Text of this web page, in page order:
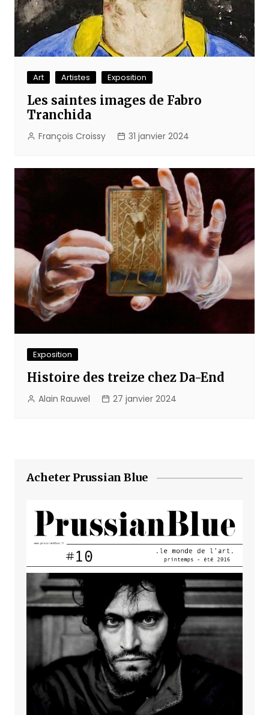
Art Artistes Exposition
Les saintes images de Fabro
Tranchida
François Croissy 31 janvier 2024
Exposition
Histoire des treize chez Da-End
Alain Rauwel 27 janvier 2024
Acheter Prussian Blue